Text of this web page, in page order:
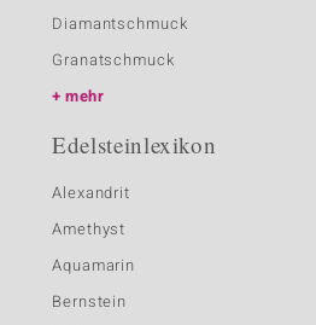
Diamantschmuck
Granatschmuck
mehr
Edelsteinlexikon
Alexandrit
Amethyst
Aquamarin
Bernstein